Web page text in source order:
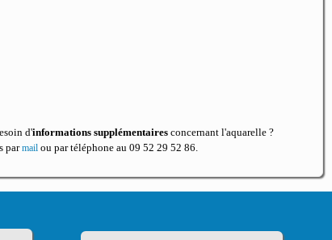
d'informations supplémentaires concernant l'aquarelle ?
parmail ou par téléphone au 09 52 29 52 86.